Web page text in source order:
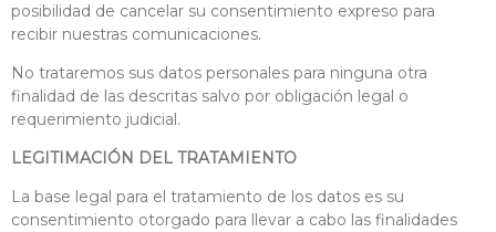
posibilidad de cancelar su consentimiento expreso para
recibir nuestras comunicaciones.
No trataremos sus datos personales para ninguna otra
finalidad de las descritas salvo por obligación legal o
requerimiento judicial.
LEGITIMACIÓN DEL TRATAMIENTO
La base legal para el tratamiento de los datos es su
consentimiento otorgado para llevar a cabo las finalidades